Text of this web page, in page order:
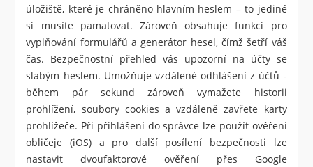
úložiště, které je chráněno hlavním heslem – to jediné
si musíte pamatovat. Zároveň obsahuje funkci pro
vyplňování formulářů a generátor hesel, čímž šetří váš
čas. Bezpečnostní přehled vás upozorní na účty se
slabým heslem. Umožňuje vzdálené odhlášení z účtů -
během pár sekund zároveň vymažete historii
prohlížení, soubory cookies a vzdáleně zavřete karty
prohlížeče. Při přihlášení do správce lze použít ověření
obličeje (iOS) a pro další posílení bezpečnosti lze
nastavit dvoufaktorové ověření přes Google